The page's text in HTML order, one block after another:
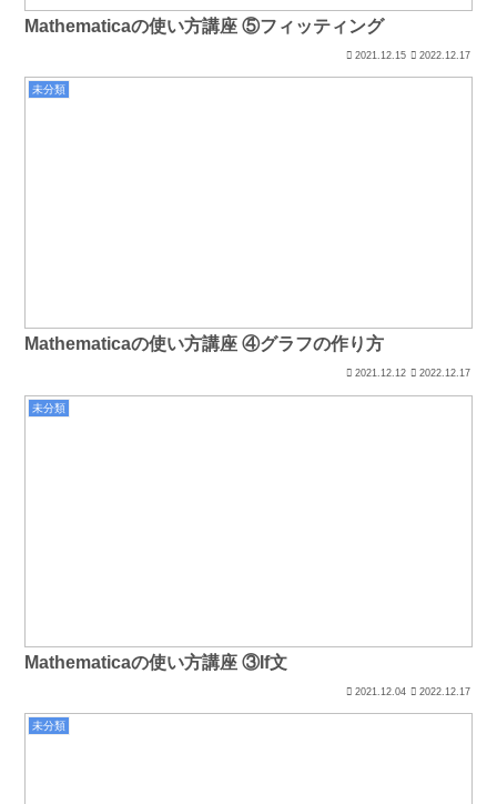
Mathematicaの使い方講座 ⑤フィッティング
2021.12.15 2022.12.17
未分類
Mathematicaの使い方講座 ④グラフの作り方
2021.12.12 2022.12.17
未分類
Mathematicaの使い方講座 ③If文
2021.12.04 2022.12.17
未分類